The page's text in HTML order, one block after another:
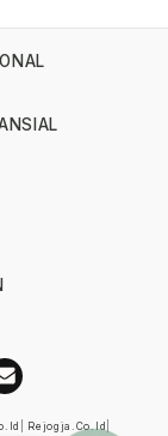
Rejogja.co.id